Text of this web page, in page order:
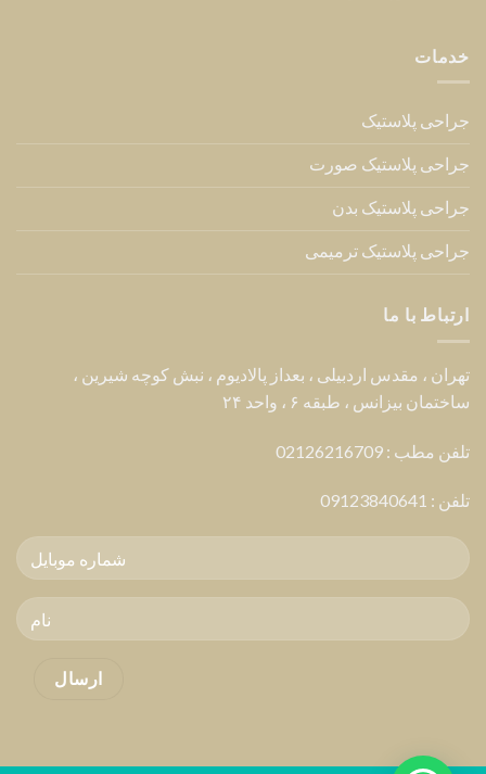
خدمات
جراحی پلاستیک
جراحی پلاستیک صورت
جراحی پلاستیک بدن
جراحی پلاستیک ترمیمی
ارتباط با ما
تهران ، مقدس اردبیلی ، بعداز پالادیوم ، نبش کوچه شیرین ،
ساختمان بیزانس ، طبقه ۶ ، واحد ۲۴
تلفن مطب : 02126216709
تلفن : 09123840641